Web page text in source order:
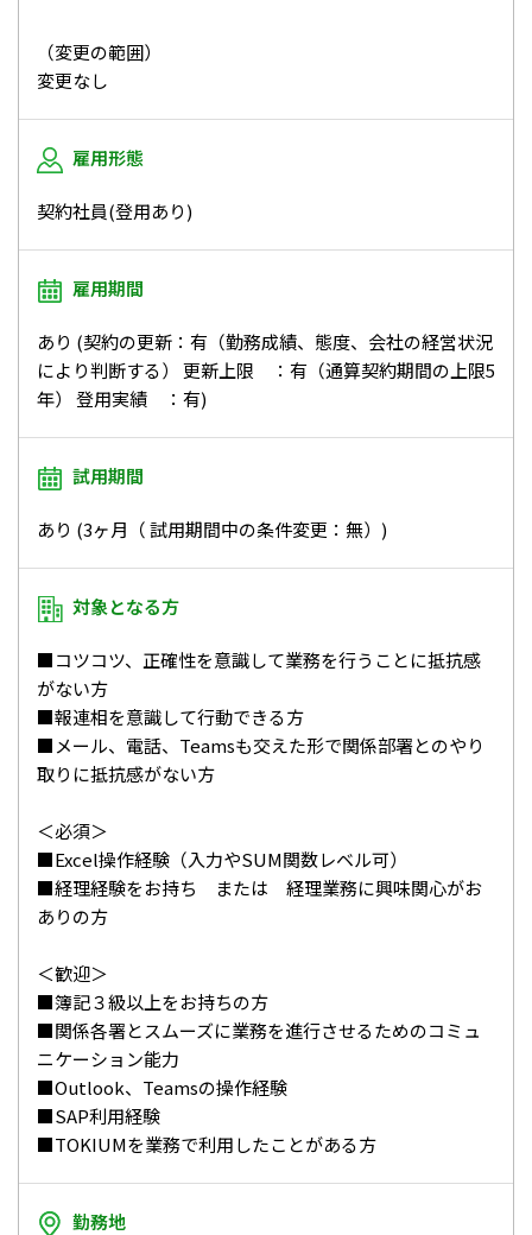
（変更の範囲）
変更なし
雇用形態
契約社員(登用あり)
雇用期間
あり (契約の更新：有（勤務成績、態度、会社の経営状況
により判断する） 更新上限 ：有（通算契約期間の上限5
年） 登用実績 ：有)
試用期間
あり (3ヶ月（ 試用期間中の条件変更：無）)
対象となる方
■コツコツ、正確性を意識して業務を行うことに抵抗感
がない方
■報連相を意識して行動できる方
■メール、電話、Teamsも交えた形で関係部署とのやり
取りに抵抗感がない方
＜必須＞
■Excel操作経験（入力やSUM関数レベル可）
■経理経験をお持ち または 経理業務に興味関心がお
ありの方
＜歓迎＞
■簿記３級以上をお持ちの方
■関係各署とスムーズに業務を進行させるためのコミュ
ニケーション能力
■Outlook、Teamsの操作経験
■SAP利用経験
■TOKIUMを業務で利用したことがある方
勤務地